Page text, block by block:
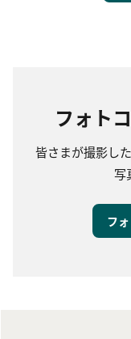
フォト
皆さまが撮影し
写
フ